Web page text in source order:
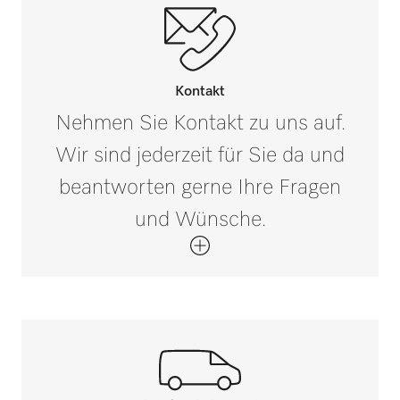
Kontakt
Nehmen Sie Kontakt zu uns auf.
Wir sind jederzeit für Sie da und
beantworten gerne Ihre Fragen
und Wünsche.